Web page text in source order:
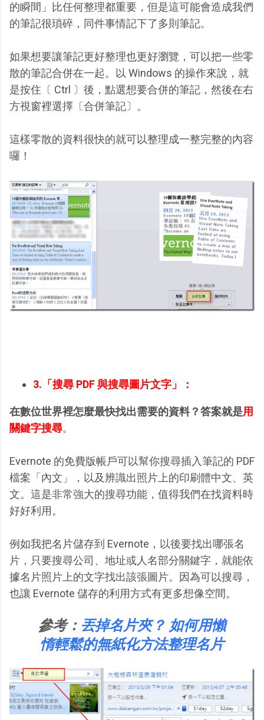
的瞬間」比任何整理都重要，但是這可能會造成我們
的筆記很瑣碎，同件事情記下了多則筆記。
如果想要讓筆記更好整理也更好瀏覽，可以把一些零
散的筆記合併在一起。以 Windows 的操作來說，就
是按住〔 Ctrl 〕後，點選想要合併的筆記，然後在右
方視窗裡選擇〔合併筆記〕。
這樣零散的資料很快的就可以整理成一整完整的內容
囉！
3.「搜尋 PDF 與搜尋圖片文字」：
在數位世界裡怎麼最快找出需要的資料？答案就是用
關鍵字搜尋。
Evernote 的免費版帳戶可以幫你搜尋插入筆記的 PDF
檔案「內文」，以及辨識出照片上的印刷體中文、英
文。這是非常強大的搜尋功能，值得我們在找資料時
好好利用。
例如我把名片儲存到 Evernote，以後要找出哪張名
片，只要搜尋公司、地址或人名部分關鍵字，就能依
據名片照片上的文字找出該張圖片。因為可以搜尋，
也讓 Evernote 儲存的利用方式有更多想像空間。
參考： 丟掉名片夾？ 如何用懶
惰輕鬆的無紙化方法整理名片